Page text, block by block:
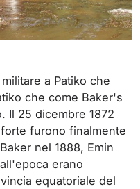
a Patiko che
che come Baker's
Il 25 dicembre 1872
furono finalmente
nel 1888, Emin
erano
equatoriale del